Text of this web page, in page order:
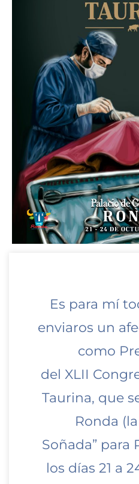
Es para mí
enviaros un
como
del XLII
Taurina, que
Ronda
Soñada” para
los días 21 a